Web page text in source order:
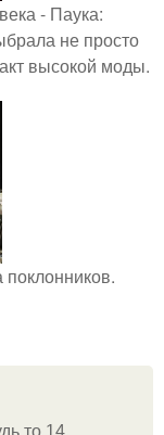
- Паука:
не просто
высокой моды.
то 14